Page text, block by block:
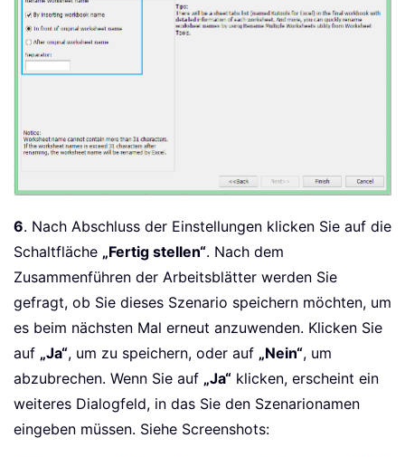
6. Nach Abschluss der Einstellungen klicken Sie auf die
Schaltfläche „Fertig stellen“. Nach dem
Zusammenführen der Arbeitsblätter werden Sie
gefragt, ob Sie dieses Szenario speichern möchten, um
es beim nächsten Mal erneut anzuwenden. Klicken Sie
auf „Ja“, um zu speichern, oder auf „Nein“, um
abzubrechen. Wenn Sie auf „Ja“ klicken, erscheint ein
weiteres Dialogfeld, in das Sie den Szenarionamen
eingeben müssen. Siehe Screenshots: